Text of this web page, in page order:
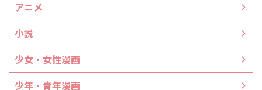
アニメ
小説
少女・女性漫画
少年・青年漫画